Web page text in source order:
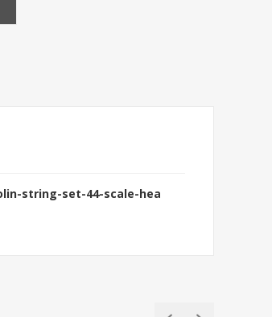
string-set-44-scale-hea